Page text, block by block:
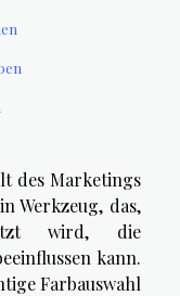
des Marketings
Werkzeug, das,
wird, die
kann.
Farbauswahl